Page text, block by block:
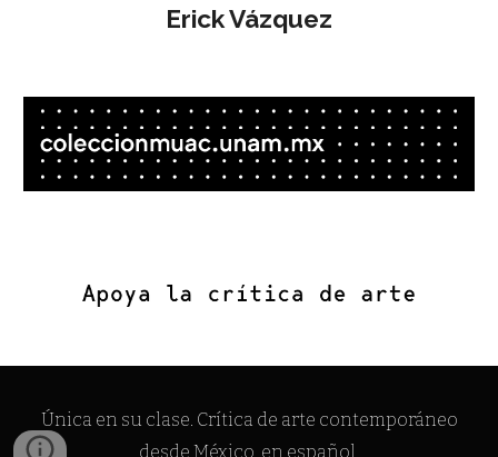
Erick Vázquez
Única en su clase. Crítica de arte contemporáneo
desde México, en español.